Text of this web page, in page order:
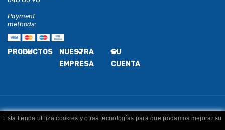
Payment
methods:
PRODUCTOS
NUESTRA
EMPRESA
SU
CUENTA
Esta tienda utiliza cookies y otras tecnologías para que podamos mejorar su
Dislaman . Todos los derechos reservados